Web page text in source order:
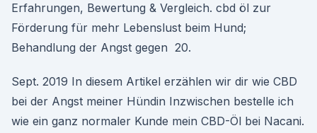
Erfahrungen, Bewertung & Vergleich. cbd öl zur
Förderung für mehr Lebenslust beim Hund;
Behandlung der Angst gegen 20.
Sept. 2019 In diesem Artikel erzählen wir dir wie CBD
bei der Angst meiner Hündin Inzwischen bestelle ich
wie ein ganz normaler Kunde mein CBD-Öl bei Nacani.